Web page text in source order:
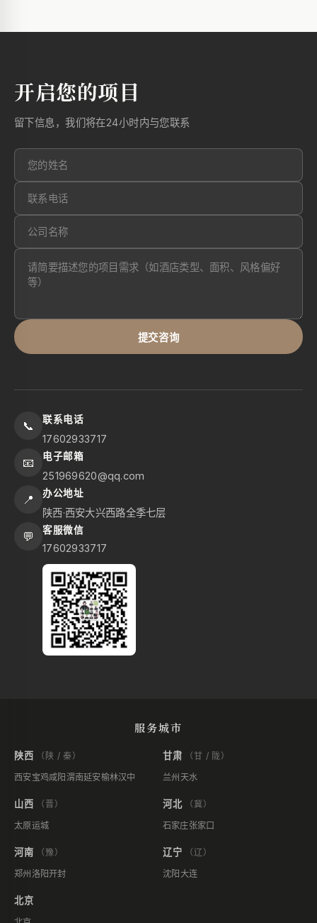
开启您的项目
留下信息，我们将在24小时内与您联系
提交咨询
📞 联系电话
17602933717
📧 电子邮箱
251969620@qq.com
📍 办公地址
陕西·西安大兴西路全季七层
💬 客服微信
17602933717
服务城市
陕西
（陕 / 秦）
西安宝鸡咸阳 渭南延安榆林汉中
甘肃
（甘 / 陇）
兰州 天水
山西
（晋）
太原运城
河北
（冀）
石家庄张家口
河南
（豫）
郑州 洛阳开封
辽宁
（辽）
沈阳 大连
北京